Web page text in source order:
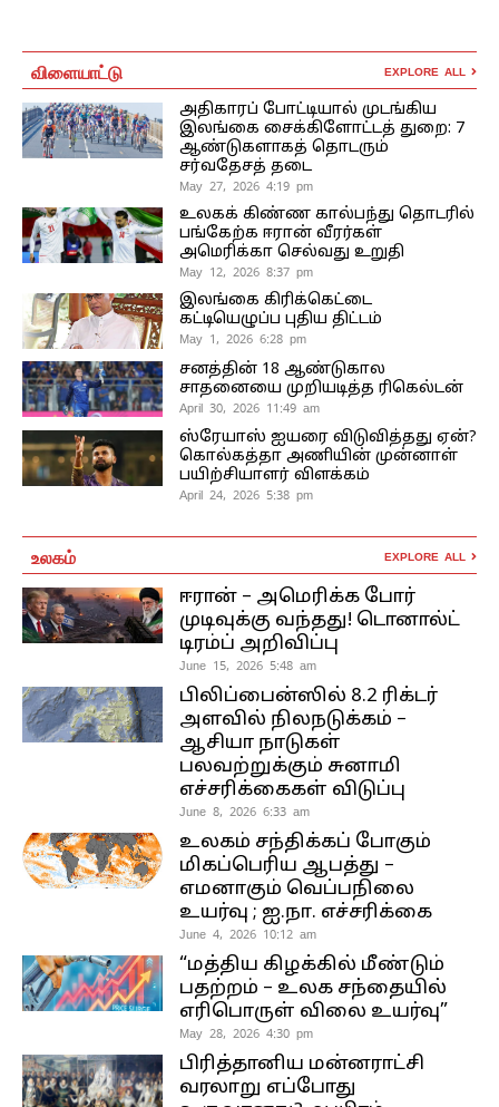
விளையாட்டு EXPLORE ALL
அதிகாரப் போட்டியால் முடங்கிய
இலங்கை சைக்கிளோட்டத் துறை: 7
ஆண்டுகளாகத் தொடரும்
சர்வதேசத் தடை
May 27, 2026 4:19 pm
உலகக் கிண்ண கால்பந்து தொடரில்
பங்கேற்க ஈரான் வீரர்கள்
அமெரிக்கா செல்வது உறுதி
May 12, 2026 8:37 pm
இலங்கை கிரிக்கெட்டை
கட்டியெழுப்ப புதிய திட்டம்
May 1, 2026 6:28 pm
சனத்தின் 18 ஆண்டுகால
சாதனையை முறியடித்த ரிகெல்டன்
April 30, 2026 11:49 am
ஸ்ரேயாஸ் ஐயரை விடுவித்தது ஏன்?
கொல்கத்தா அணியின் முன்னாள்
பயிற்சியாளர் விளக்கம்
April 24, 2026 5:38 pm
உலகம் EXPLORE ALL
ஈரான் – அமெரிக்க போர்
முடிவுக்கு வந்தது! டொனால்ட்
டிரம்ப் அறிவிப்பு
June 15, 2026 5:48 am
பிலிப்பைன்ஸில் 8.2 ரிக்டர்
அளவில் நிலநடுக்கம் –
ஆசியா நாடுகள்
பலவற்றுக்கும் சுனாமி
எச்சரிக்கைகள் விடுப்பு
June 8, 2026 6:33 am
உலகம் சந்திக்கப் போகும்
மிகப்பெரிய ஆபத்து –
எமனாகும் வெப்பநிலை
உயர்வு ; ஐ.நா. எச்சரிக்கை
June 4, 2026 10:12 am
“மத்திய கிழக்கில் மீண்டும்
பதற்றம் – உலக சந்தையில்
எரிபொருள் விலை உயர்வு”
May 28, 2026 4:30 pm
பிரித்தானிய மன்னராட்சி
வரலாறு எப்போது